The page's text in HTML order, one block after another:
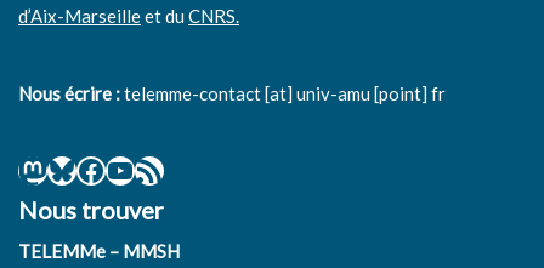
d’Aix-Marseilleet duCNRS.
Nous écrire :telemme-contact [at] univ-amu [point] fr
Nous trouver
TELEMMe – MMSH